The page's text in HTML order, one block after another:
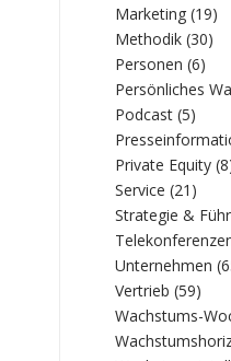
Marketing (19)
Methodik (30)
Personen (6)
Persönliches
Podcast (5)
Private Equity
Service (21)
Strategie &
Unternehmen
Vertrieb (59)
Wachstums-